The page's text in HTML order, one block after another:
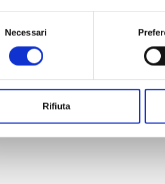
Necessari
Rifiuta
[...]
Ordina per